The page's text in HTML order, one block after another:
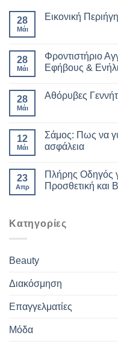
28
Μάι
Εικονική
28
Μάι
Φροντιστήριο
Εφήβους &
28
Μάι
Αθόρυβες
12
Μάι
Σάμος: Πως να
ασφάλεια
23
Απρ
Πλήρης Οδηγός
Προσθετική και
Kατηγορίες
Beauty
Διακόσμηση
Επαγγελματίες
Μόδα